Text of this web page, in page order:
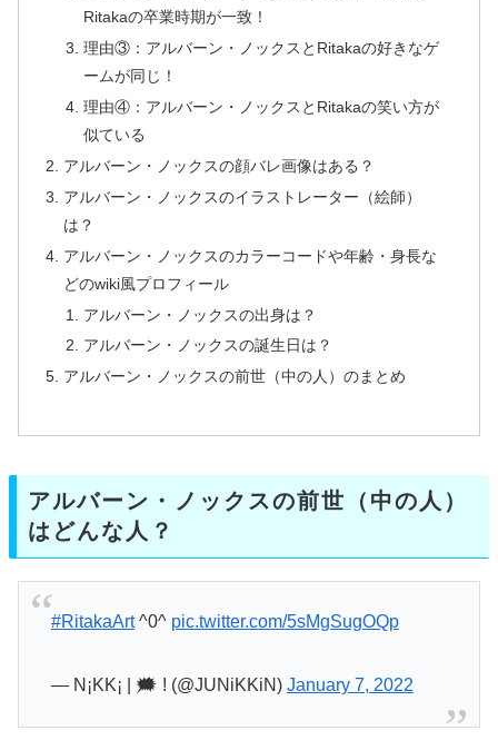
Ritakaの卒業時期が一致！
理由③：アルバーン・ノックスとRitakaの好きなゲ
ームが同じ！
理由④：アルバーン・ノックスとRitakaの笑い方が
似ている
アルバーン・ノックスの顔バレ画像はある？
アルバーン・ノックスのイラストレーター（絵師）
は？
アルバーン・ノックスのカラーコードや年齢・身長な
どのwiki風プロフィール
アルバーン・ノックスの出身は？
アルバーン・ノックスの誕生日は？
アルバーン・ノックスの前世（中の人）のまとめ
アルバーン・ノックスの前世（中の人）
はどんな人？
#RitakaArt^0^ pic.twitter.com/5sMgSugOQp
— N¡KK¡ | 🗯️ ! (@JUNiKKiN) January 7, 2022